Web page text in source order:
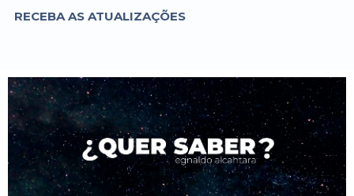
RECEBA AS ATUALIZAÇÕES